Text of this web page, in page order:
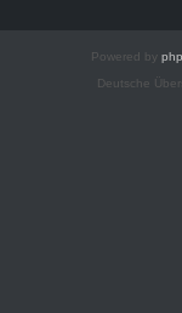
Powered by
Deutsche